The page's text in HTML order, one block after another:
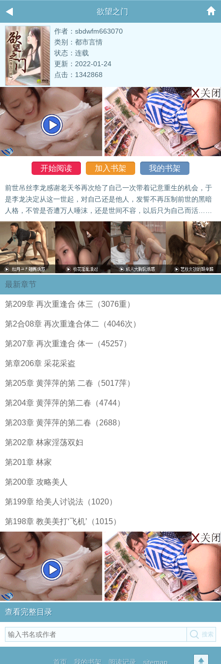
欲望之门
作者：sbdwfm663070
类别：都市言情
状态：连载
更新：2022-01-24
点击：1342868
开始阅读 加入书架 我的书架
前世吊丝李龙感谢老天爷再次给了自己一次带着记意重生的机会，于
是李龙决定从这一世起，对自己还是他人，发誓不再压制前世的黑暗
人格，不管是否遭万人唾沫，还是世间不容，以后只为自己而活……
最新章节
第209章 再次重逢合 体三（3076重）
第2合08章 再次重逢合体二（4046次）
第207章 再次重逢合 体一（45257）
第章206章 采花采盗
第205章 黄萍萍的第 二春（5017萍）
第204章 黄萍萍的第二春（4744）
第203章 黄萍萍的第二春（2688）
第202章 林家淫荡双妇
第201章 林家
第200章 攻略美人
第199章 给美人讨说法（1020）
第198章 教美美打‘飞机’（1015）
查看完整目录
首页 我的书架 阅读记录 sitemap